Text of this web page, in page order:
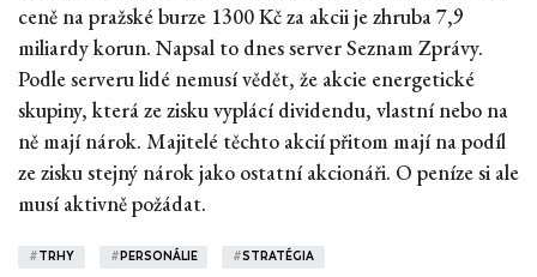
ceně na pražské burze 1300 Kč za akcii je zhruba 7,9
miliardy korun. Napsal to dnes server Seznam Zprávy.
Podle serveru lidé nemusí vědět, že akcie energetické
skupiny, která ze zisku vyplácí dividendu, vlastní nebo na
ně mají nárok. Majitelé těchto akcií přitom mají na podíl
ze zisku stejný nárok jako ostatní akcionáři. O peníze si ale
musí aktivně požádat.
#TRHY #PERSONÁLIE #STRATÉGIA